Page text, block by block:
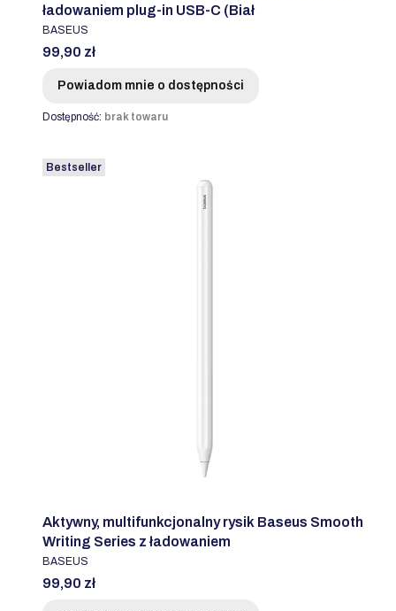
ładowaniem plug-in USB-C (Biał
PRODUCENT
BASEUS
Cena
99,90 zł
Powiadom mnie o dostępności
Dostępność: brak towaru
Bestseller
Aktywny, multifunkcjonalny rysik Baseus Smooth
Writing Series z ładowaniem
PRODUCENT
BASEUS
Cena
99,90 zł